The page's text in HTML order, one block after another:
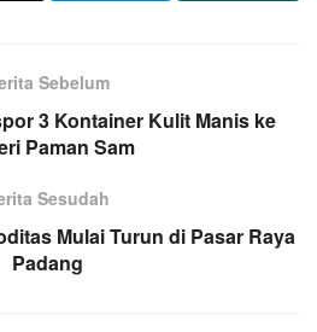
Sebelum
3 Kontainer Kulit Manis ke
Paman Sam
Sesudah
Mulai Turun di Pasar Raya
Padang